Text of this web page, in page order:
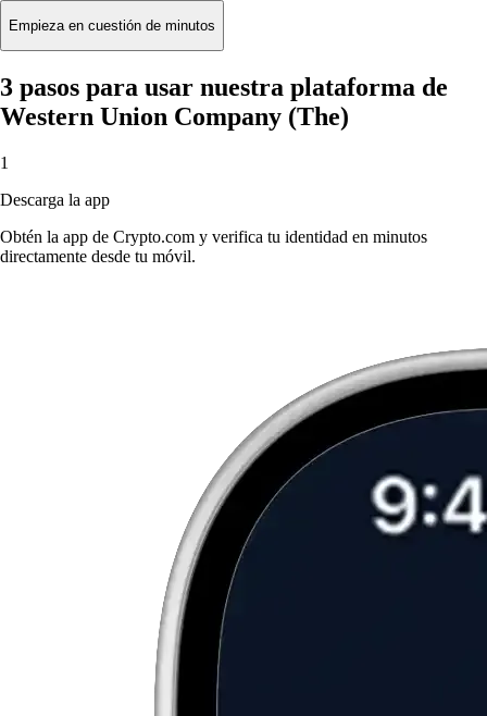
Empieza en cuestión de minutos
3 pasos para usar nuestra plataforma de
Western Union Company (The)
1
Descarga la app
Obtén la app de Crypto.com y verifica tu identidad en minutos
directamente desde tu móvil.